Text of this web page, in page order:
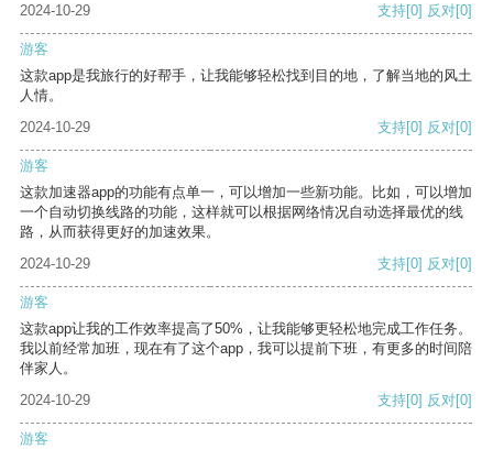
2024-10-29
支持[0] 反对[0]
游客
这款app是我旅行的好帮手，让我能够轻松找到目的地，了解当地的风土
人情。
2024-10-29
支持[0] 反对[0]
游客
这款加速器app的功能有点单一，可以增加一些新功能。比如，可以增加
一个自动切换线路的功能，这样就可以根据网络情况自动选择最优的线
路，从而获得更好的加速效果。
2024-10-29
支持[0] 反对[0]
游客
这款app让我的工作效率提高了50%，让我能够更轻松地完成工作任务。
我以前经常加班，现在有了这个app，我可以提前下班，有更多的时间陪
伴家人。
2024-10-29
支持[0] 反对[0]
游客